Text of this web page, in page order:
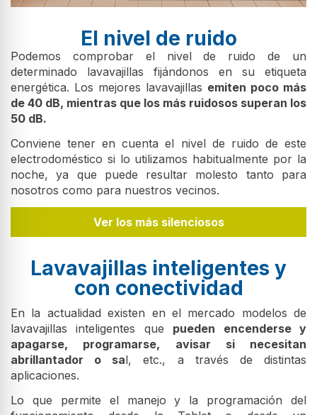
El nivel de ruido
Podemos comprobar el nivel de ruido de un
determinado lavavajillas fijándonos en su etiqueta
energética. Los mejores lavavajillas emiten poco más
de 40 dB, mientras que los más ruidosos superan los
50 dB.
Conviene tener en cuenta el nivel de ruido de este
electrodoméstico si lo utilizamos habitualmente por la
noche, ya que puede resultar molesto tanto para
nosotros como para nuestros vecinos.
Ver los más silenciosos
Lavavajillas inteligentes y
con conectividad
En la actualidad existen en el mercado modelos de
lavavajillas inteligentes que pueden encenderse y
apagarse, programarse, avisar si necesitan
abrillantador o sal, etc., a través de distintas
aplicaciones.
Lo que permite el manejo y la programación del